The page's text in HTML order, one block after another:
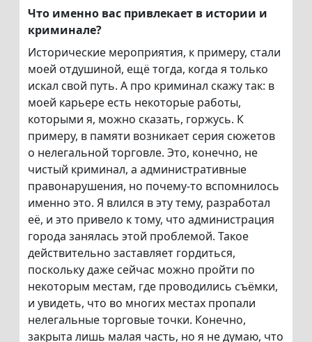
Что именно вас привлекает в истории и
криминале?
Исторические мероприятия, к примеру, стали
моей отдушиной, ещё тогда, когда я только
искал свой путь. А про криминал скажу так: в
моей карьере есть некоторые работы,
которыми я, можно сказать, горжусь. К
примеру, в памяти возникает серия сюжетов
о нелегальной торговле. Это, конечно, не
чистый криминал, а административные
правонарушения, но почему-то вспомнилось
именно это. Я влился в эту тему, разработал
её, и это привело к тому, что администрация
города занялась этой проблемой. Такое
действительно заставляет гордиться,
поскольку даже сейчас можно пройти по
некоторым местам, где проводились съёмки,
и увидеть, что во многих местах пропали
нелегальные торговые точки. Конечно,
закрыта лишь малая часть, но я не думаю, что